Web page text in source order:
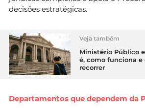
decisões estratégicas.
Veja também
Ministério Público
é, como funciona e
recorrer
Departamentos que dependem da